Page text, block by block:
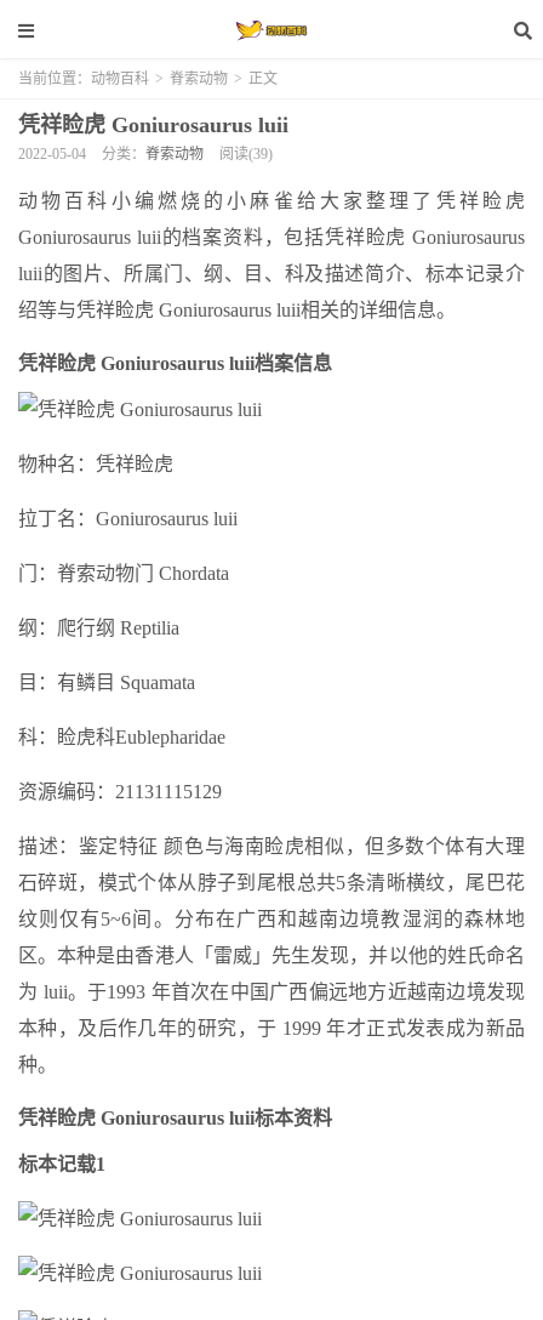
当前位置： 动物百科 > 脊索动物 > 正文
凭祥睑虎 Goniurosaurus luii
2022-05-04 分类： 脊索动物 阅读(39)
动物百科小编燃烧的小麻雀给大家整理了凭祥睑虎
Goniurosaurus luii的档案资料，包括凭祥睑虎 Goniurosaurus
luii的图片、所属门、纲、目、科及描述简介、标本记录介
绍等与凭祥睑虎 Goniurosaurus luii相关的详细信息。
凭祥睑虎 Goniurosaurus luii档案信息
物种名：凭祥睑虎
拉丁名：Goniurosaurus luii
门：脊索动物门 Chordata
纲：爬行纲 Reptilia
目：有鳞目 Squamata
科：睑虎科Eublepharidae
资源编码：21131115129
描述：鉴定特征 颜色与海南睑虎相似，但多数个体有大理
石碎斑，模式个体从脖子到尾根总共5条清晰横纹，尾巴花
纹则仅有5~6间。分布在广西和越南边境教湿润的森林地
区。本种是由香港人「雷威」先生发现，并以他的姓氏命名
为 luii。于1993 年首次在中国广西偏远地方近越南边境发现
本种，及后作几年的研究，于 1999 年才正式发表成为新品
种。
凭祥睑虎 Goniurosaurus luii标本资料
标本记载1